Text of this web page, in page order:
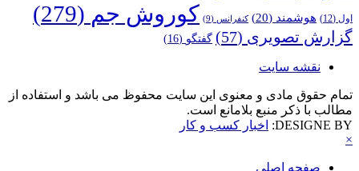
اول (12) هوشمند (20) کنفرانس (9) کوروش جم (279)
گزارش تصویری (57) گفتگو (16)
نقشه سایت
تمام حقوق مادی و معنوی این سایت محفوظ می باشد و استفاده از
مطالب با ذکر منبع بلامانع است.
DESIGNE BY:
اخبار کسب و کار
×
صفحه اصلی